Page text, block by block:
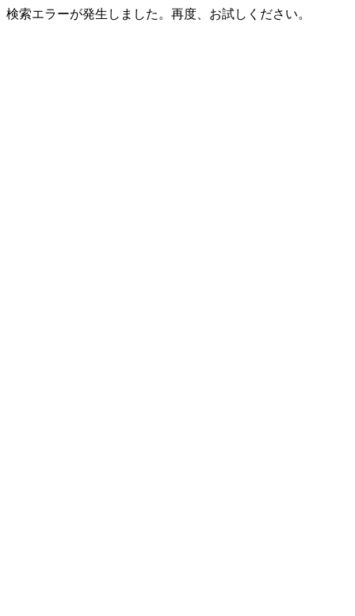
検索エラーが発生しました。再度、お試しください。